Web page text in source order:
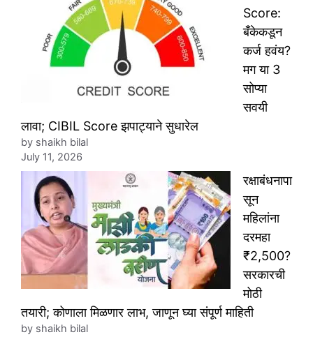
Score:
बँकेकडून
कर्ज हवंय?
मग या 3
सोप्या
सवयी
लावा; CIBIL Score झपाट्याने सुधारेल
by shaikh bilal
July 11, 2026
रक्षाबंधनापा
सून
महिलांना
दरमहा
₹2,500?
सरकारची
मोठी
तयारी; कोणाला मिळणार लाभ, जाणून घ्या संपूर्ण माहिती
by shaikh bilal